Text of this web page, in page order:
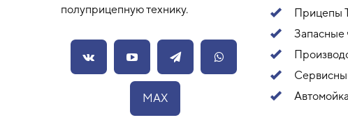
полуприцепную технику.
MAX
Прицепы
Запасные
Автомойка